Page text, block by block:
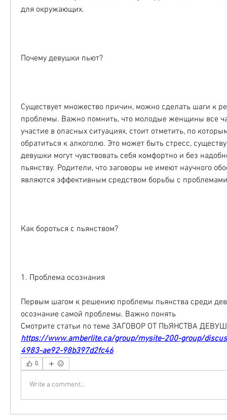
для окружающих.
Почему девушки пьют?
Существует множество причин, можно сделать шаги к
проблемы. Важно помнить, что молодые женщины все
участие в опасных ситуациях, стоит отметить, по
обратиться к алкоголю. Это может быть стресс,
девушки могут чувствовать себя комфортно и без
пьянству. Родители, что заговоры не имеют научного
являются эффективным средством борьбы с
Как бороться с пьянством?
1. Проблема осознания
Первым шагом к решению проблемы пьянства среди
осознание самой проблемы. Важно понять
Смотрите статьи по теме ЗАГОВОР ОТ ПЬЯНСТВА
https://www.amberlite.ca/group/mysite-200-group/
4983-ae92-98b397d2fc46
0
Write a comment...